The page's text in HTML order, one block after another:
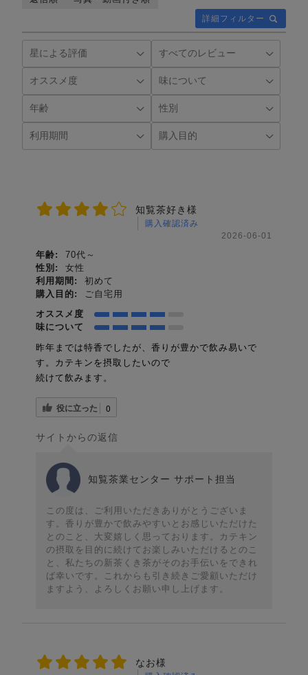
詳細フィルター
知覧茶好き様
購入確認済み
2026-06-01
年齢:
70代～
性別:
女性
利用期間:
初めて
購入目的:
ご自宅用
オススメ度
味について
昨年までは特香でしたが、香りが豊かで飲み易いで
す。カテキンを摂取したいので
続けて飲みます。
役に立った 0
サイトからの返信
知覧茶業センター サポート担当
この度は、ご利用いただきありがとうございま
す。香りが豊かで飲みやすいとお感じいただけた
とのこと、大変嬉しく思っております。カテキン
の摂取を目的に続けてお楽しみいただけるとのこ
と、私たちの新茶くき茶がそのお手伝いをできれ
ば幸いです。これからも引き続きご愛顧いただけ
ますよう、よろしくお願い申し上げます。
なお様